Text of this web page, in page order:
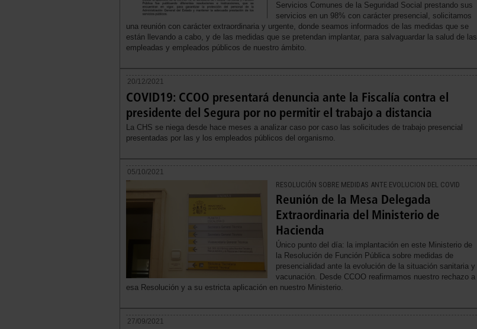
Servicios Comunes de la Seguridad Social prestando sus
servicios en un 98% con carácter presencial, solicitamos
una reunión con carácter extraordinaria y urgente, donde seamos informados de las medidas que se
están llevando a cabo, y de las medidas que se pretendan implantar, para salvaguardar la salud de las
empleadas y empleados públicos de nuestro ámbito.
20/12/2021
COVID19: CCOO presentará denuncia ante la Fiscalía contra el
presidente del Segura por no permitir el trabajo a distancia
La CHS se niega desde hace meses a analizar caso por caso las solicitudes de trabajo presencial
presentadas por las y los empleados públicos del organismo.
05/10/2021
RESOLUCIÓN SOBRE MEDIDAS ANTE EVOLUCION DEL COVID
Reunión de la Mesa Delegada
Extraordinaria del Ministerio de
Hacienda
Único punto del día: la implantación en este Ministerio de
la Resolución de Función Pública sobre medidas de
presencialidad ante la evolución de la situación sanitaria y
vacunación. Desde CCOO reafirmamos nuestro rechazo a
esa Resolución y a su estricta aplicación en nuestro Ministerio.
27/09/2021